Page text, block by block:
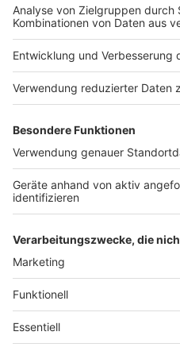
Land und auch die Städte
Westfalen der
Unterstützung der
Kommunen verlassen. Wir
Rüstungsunternehmen
Feldern unterstützen,
Forschungsstandorts
Wehrtechnik, in der Frage
oder auch bei der
Anzeige